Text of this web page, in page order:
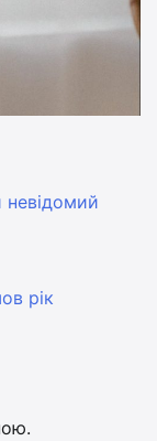
невідомий
рік